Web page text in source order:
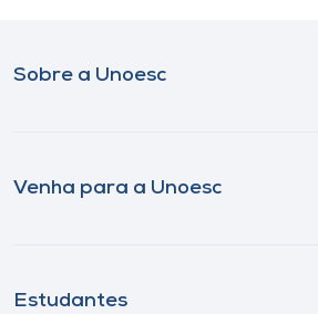
Sobre a Unoesc
Venha para a Unoesc
Estudantes